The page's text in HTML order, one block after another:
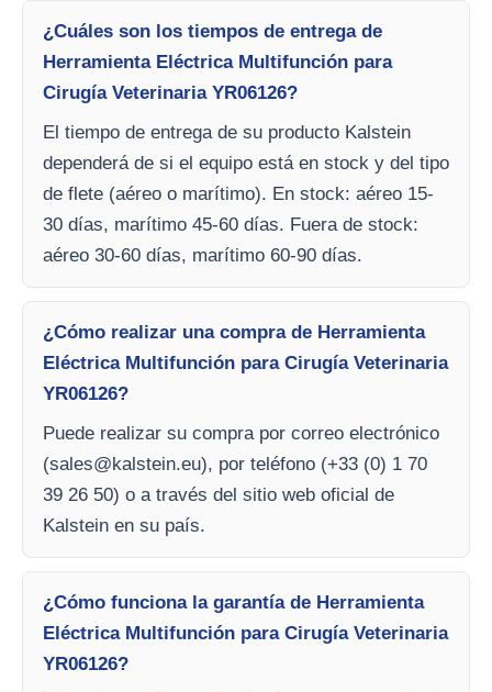
¿Cuáles son los tiempos de entrega de
Herramienta Eléctrica Multifunción para
Cirugía Veterinaria YR06126?
El tiempo de entrega de su producto Kalstein
dependerá de si el equipo está en stock y del tipo
de flete (aéreo o marítimo). En stock: aéreo 15-
30 días, marítimo 45-60 días. Fuera de stock:
aéreo 30-60 días, marítimo 60-90 días.
¿Cómo realizar una compra de Herramienta
Eléctrica Multifunción para Cirugía Veterinaria
YR06126?
Puede realizar su compra por correo electrónico
(sales@kalstein.eu), por teléfono (+33 (0) 1 70
39 26 50) o a través del sitio web oficial de
Kalstein en su país.
¿Cómo funciona la garantía de Herramienta
Eléctrica Multifunción para Cirugía Veterinaria
YR06126?